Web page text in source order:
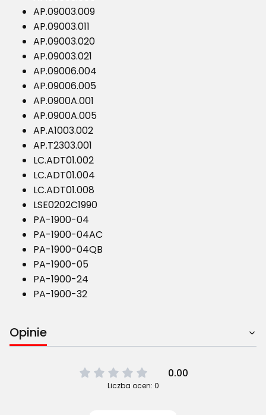
AP.09003.009
AP.09003.011
AP.09003.020
AP.09003.021
AP.09006.004
AP.09006.005
AP.0900A.001
AP.0900A.005
AP.A1003.002
AP.T2303.001
LC.ADT01.002
LC.ADT01.004
LC.ADT01.008
LSE0202C1990
PA-1900-04
PA-1900-04AC
PA-1900-04QB
PA-1900-05
PA-1900-24
PA-1900-32
Opinie
0.00
Liczba ocen: 0